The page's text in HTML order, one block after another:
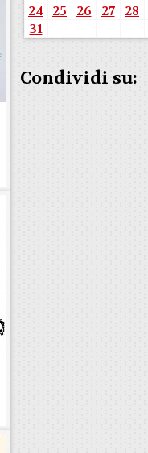
24
25 26 27 28
31
Condividi su: